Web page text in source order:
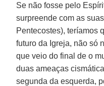
Se não fosse pelo
surpreende com as
Pentecostes), teríamos
futuro da Igreja, não só
que veio do final de o
duas ameaças
segunda da esquerda,